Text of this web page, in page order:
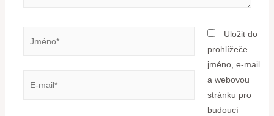
Uložit do
prohlížeče
jméno, e-mail
a webovou
stránku pro
budoucí